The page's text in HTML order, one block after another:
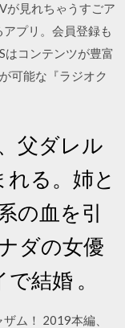
が見れちゃうすごア
プリ。会員登録も
はコンテンツが豊富
可能な『ラジオク
父ダレル
る。姉と
の血を引
ダの女優
結婚 。
ム！ 2019本編、